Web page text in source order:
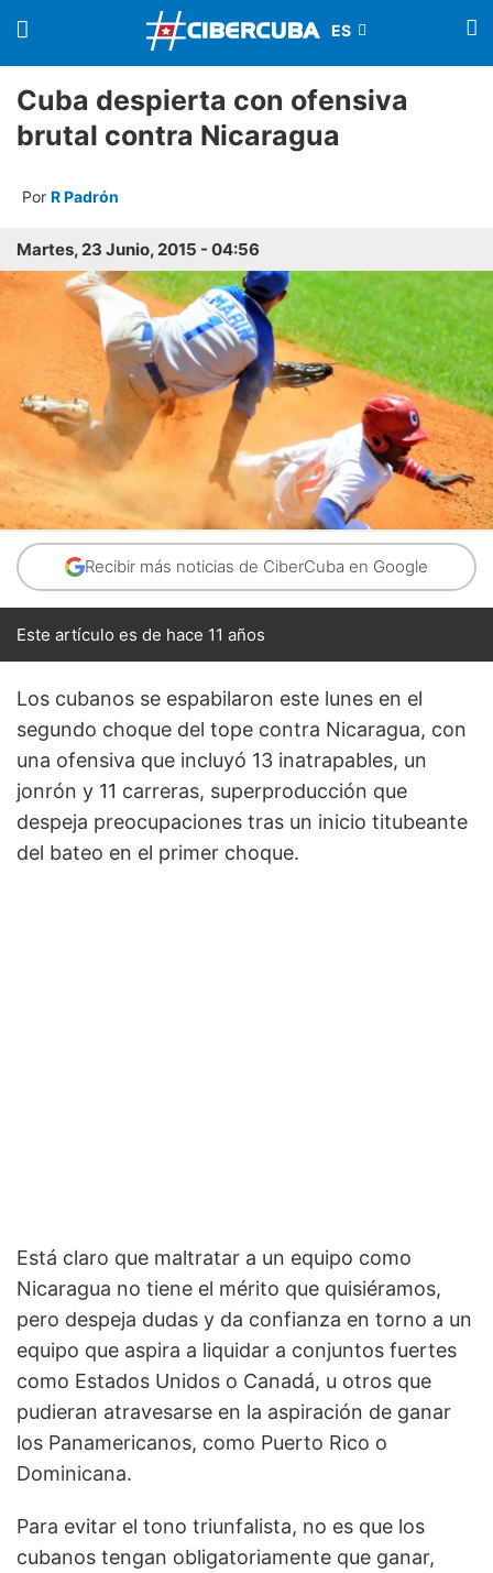
Cuba despierta con ofensiva
brutal contra Nicaragua
Por R Padrón
Martes, 23 Junio, 2015 - 04:56
Recibir más noticias de CiberCuba en Google
Este artículo es de hace 11 años
Los cubanos se espabilaron este lunes en el
segundo choque del tope contra Nicaragua, con
una ofensiva que incluyó 13 inatrapables, un
jonrón y 11 carreras, superproducción que
despeja preocupaciones tras un inicio titubeante
del bateo en el primer choque.
Está claro que maltratar a un equipo como
Nicaragua no tiene el mérito que quisiéramos,
pero despeja dudas y da confianza en torno a un
equipo que aspira a liquidar a conjuntos fuertes
como Estados Unidos o Canadá, u otros que
pudieran atravesarse en la aspiración de ganar
los Panamericanos, como Puerto Rico o
Dominicana.
Para evitar el tono triunfalista, no es que los
cubanos tengan obligatoriamente que ganar,